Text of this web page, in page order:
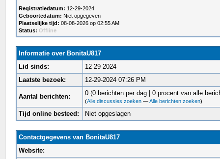
Registratiedatum: 12-29-2024
Geboortedatum: Niet opgegeven
Plaatselijke tijd: 08-08-2026 op 02:55 AM
Status: Offline
Informatie over BonitaU817
Lid sinds:
12-29-2024
Laatste bezoek:
12-29-2024 07:26 PM
Aantal berichten: 0 (0 berichten per dag | 0 procent van alle
(Alle discussies zoeken —Alle berichten zoeken)
Tijd online besteed: Niet opgeslagen
Contactgegevens van BonitaU817
Website: